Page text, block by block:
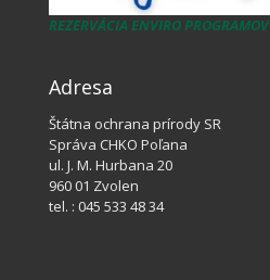
REZERVÁCIA ENVIRO PROGRAMOV
Adresa
Štátna ochrana prírody SR
Správa CHKO Poľana
ul. J. M. Hurbana 20
960 01 Zvolen
tel. : 045 533 48 34